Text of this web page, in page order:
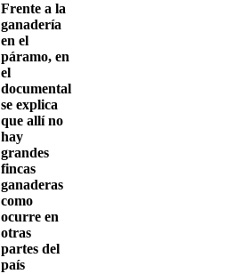
Frente a la
ganadería
en el
páramo, en
el
documental
se explica
que allí no
hay
grandes
fincas
ganaderas
como
ocurre en
otras
partes del
país